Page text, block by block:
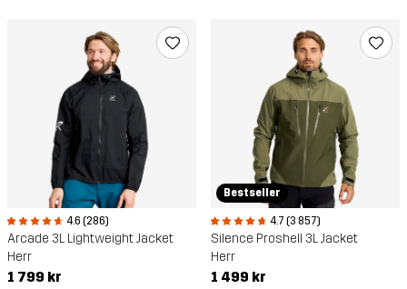
4.6 (286)
Arcade 3L Lightweight Jacket
Herr
1 799 kr
Bestseller
4.7 (3 857)
Silence Proshell 3L Jacket
Herr
1 499 kr